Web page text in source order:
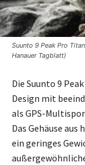
Suunto 9 Peak Pro
Hanauer Tagblatt)
Die Suunto 9
Design mit
als GPS-
Das Gehäuse
ein geringes